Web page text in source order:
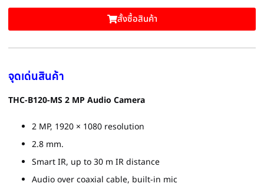
สั้งซื้อสินค้า
จุดเด่นสินค้า
THC-B120-MS2 MP Audio Camera
2 MP, 1920 × 1080 resolution
2.8 mm.
Smart IR, up to 30 m IR distance
Audio over coaxial cable, built-in mic